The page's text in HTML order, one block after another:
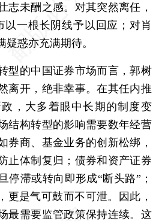
志未酬之感。对其突然离任，
以一根长阴线予以回应；对肖
惑亦充满期待。
的中国证券市场而言，郭树
离开，绝非幸事。在其任内推
，大多着眼中长期的制度变
结构转型的影响需要数年经营
券商、基金业务的创新松绑，
止体制复归；债券和资产证券
停滞或转向即形成“断头路”；
更是气可鼓而不可泄。因此，
最需要监管政策保持连续。这